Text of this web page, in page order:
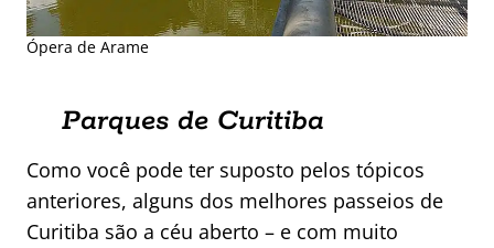
Ópera de Arame
Parques de Curitiba
Como você pode ter suposto pelos tópicos
anteriores, alguns dos melhores passeios de
Curitiba são a céu aberto – e com muito